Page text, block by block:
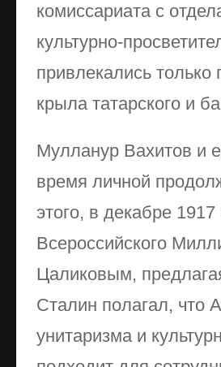
комиссариата с
культурно-
привлекались только
крыла татарского и
Мулланур Вахитов и
время личной
этого, в декабре
Всероссийского
Цаликовым,
Сталин полагал, что
унитаризма и